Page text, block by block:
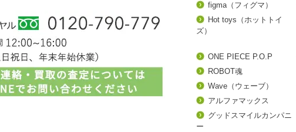
figma（フィグマ）
Hot toys（ホットトイ
ズ）
ONE PIECE P.O.P
ROBOT魂
Wave（ウェーブ）
アルファマックス
グッドスマイルカンパニ
ー